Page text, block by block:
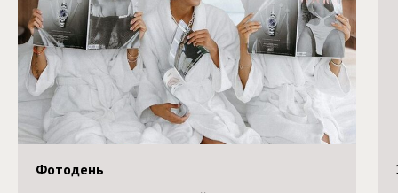
Фотодень